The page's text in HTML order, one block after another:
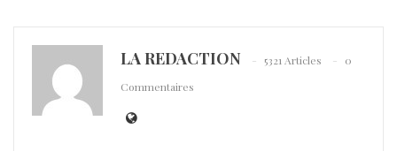
LA REDACTION 5321 Articles
0
Commentaires